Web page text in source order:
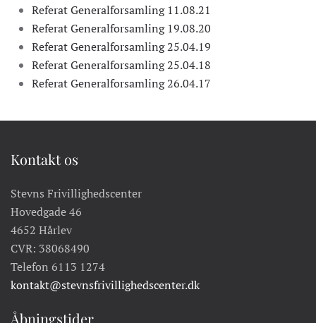
Referat Generalforsamling 11.08.21
Referat Generalforsamling 19.08.20
Referat Generalforsamling 25.04.19
Referat Generalforsamling 25.04.18
Referat Generalforsamling 26.04.17
Kontakt os
Stevns Frivillighedscenter
Hovedgade 46
4652 Hårlev
CVR: 38068490
Telefon 6113 1274
kontakt@stevnsfrivillighedscenter.dk
Åbningstider